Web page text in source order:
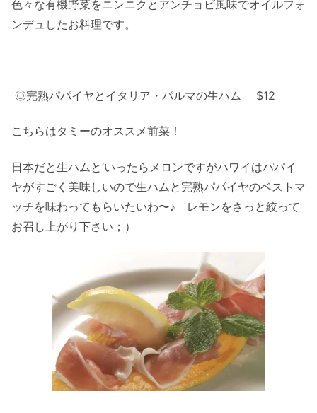
色々な有機野菜をニンニクとアンチョビ風味でオイルフォ
ンデュしたお料理です。
◎完熟パパイヤとイタリア・パルマの生ハム $12
こちらはタミーのオススメ前菜！
日本だと生ハムと’いったらメロンですがハワイはパパイ
ヤがすごく美味しいので生ハムと完熟パパイヤのベストマ
ッチを味わってもらいたいわ〜♪ レモンをさっと絞って
お召し上がり下さい；）